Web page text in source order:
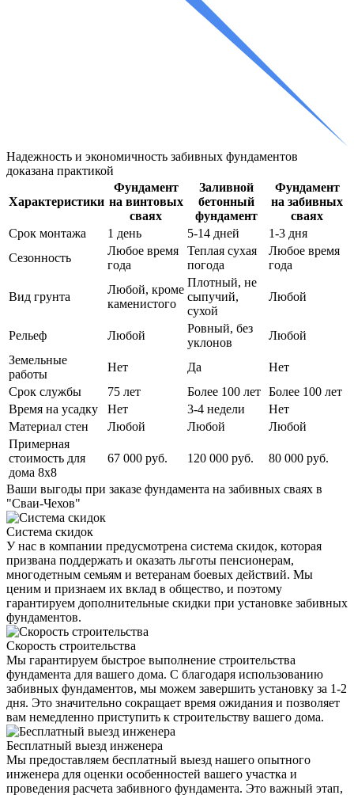
Надежность и экономичность забивных фундаментов
доказана практикой
Характеристики
Фундамент
на винтовых
сваях
Заливной
бетонный
фундамент
Фундамент
на забивных
сваях
Срок монтажа
1 день 5-14 дней
1-3 дня
Сезонность
Любое время
года
Теплая сухая
погода
Любое время
года
Вид грунта
Любой, кроме
каменистого
Плотный, не
сыпучий,
сухой
Любой
Рельеф Любой
Ровный, без
уклонов
Любой
Земельные
работы
Нет Да
Нет
Срок службы
75 лет Более 100 лет Более 100 лет
Время на усадку
Нет 3-4 недели
Нет
Материал стен
Любой Любой
Любой
Примерная
стоимость для
дома 8х8
67 000 руб. 120 000 руб. 80 000 руб.
Ваши выгоды при заказе фундамента на забивных сваях в
"Сваи-Чехов"
Система скидок
У нас в компании предусмотрена система скидок, которая
призвана поддержать и оказать льготы пенсионерам,
многодетным семьям и ветеранам боевых действий. Мы
ценим и признаем их вклад в общество, и поэтому
гарантируем дополнительные скидки при установке забивных
фундаментов.
Скорость строительства
Мы гарантируем быстрое выполнение строительства
фундамента для вашего дома. С благодаря использованию
забивных фундаментов, мы можем завершить установку за 1-2
дня. Это значительно сокращает время ожидания и позволяет
вам немедленно приступить к строительству вашего дома.
Бесплатный выезд инженера
Мы предоставляем бесплатный выезд нашего опытного
инженера для оценки особенностей вашего участка и
проведения расчета забивного фундамента. Это важный этап,